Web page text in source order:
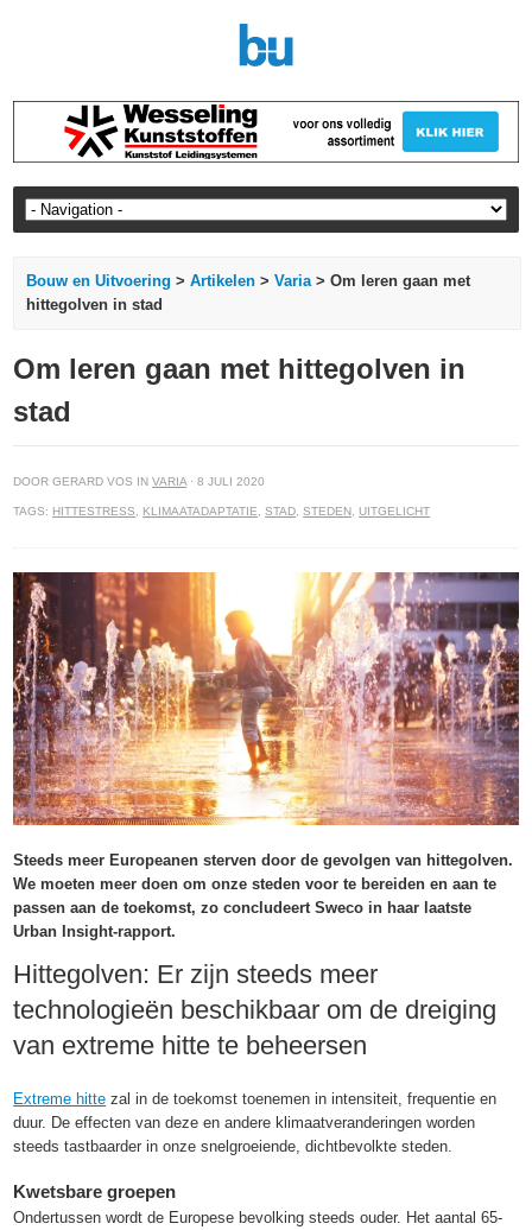
Bouw en Uitvoering >Artikelen >Varia> Om leren gaan met
hittegolven in stad
Om leren gaan met hittegolven in
stad
DOOR GERARD VOS INVARIA· 8 JULI 2020
TAGS: HITTESTRESS, KLIMAATADAPTATIE,STAD,STEDEN,UITGELICHT
Steeds meer Europeanen sterven door de gevolgen van hittegolven.
We moeten meer doen om onze steden voor te bereiden en aan te
passen aan de toekomst, zo concludeert Sweco in haar laatste
Urban Insight-rapport.
Hittegolven: Er zijn steeds meer
technologieën beschikbaar om de dreiging
van extreme hitte te beheersen
Extreme hitte zal in de toekomst toenemen in intensiteit, frequentie en
duur. De effecten van deze en andere klimaatveranderingen worden
steeds tastbaarder in onze snelgroeiende, dichtbevolkte steden.
Kwetsbare groepen
Ondertussen wordt de Europese bevolking steeds ouder. Het aantal 65-